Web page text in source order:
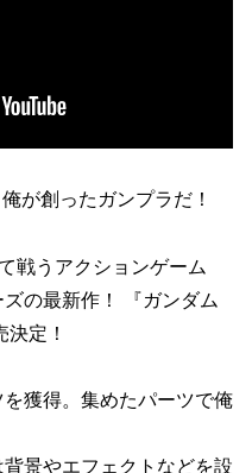
が創ったガンプラだ！
戦うアクションゲーム
の最新作！ 『ガンダム
定！
獲得。集めたパーツで俺
景やエフェクトなどを設